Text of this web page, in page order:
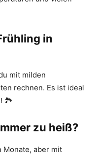
in
mit milden
rechnen. Es ist ideal
🏞️
zu heiß?
aber mit